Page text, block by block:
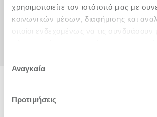
χρησιμοποιείτε τον ιστότοπό μας με
κοινωνικών μέσων, διαφήμισης και
οποίοι ενδεχομένως να τις συνδυάσουν
πληροφορίες που τους έχετε
των υπηρεσιών τους.
συγκατάθεσης
Αναγκαία
Προτιμήσεις
Εταιρική Κοινωνική Ευθύνη
METRO ΑΕΒΕ